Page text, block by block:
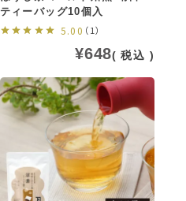
ティーバッグ10個入
5.00 （1）
¥648 税込